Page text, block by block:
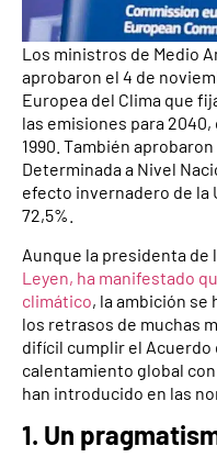
Los ministros de Medio
aprobaron el 4 de
Europea del Clima que
las emisiones para
1990. También
Determinada a Nivel
efecto invernadero de la
72,5%.
Aunque la presidenta de
Leyen, ha manifestado
climático, la ambición se
los retrasos de muchas
difícil cumplir el Acuerdo
calentamiento global
han introducido en las
1. Un